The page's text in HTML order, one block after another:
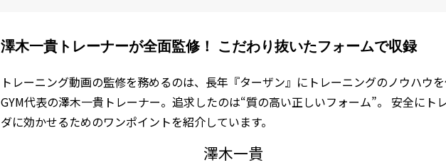
澤木一貴トレーナーが全面監修！ こだわり抜いたフォームで収録
トレーニング動画の監修を務めるのは、長年『ターザン』にトレーニングのノウハウ
GYM代表の澤木一貴トレーナー。追求したのは“質の高い正しいフォーム”。 安全にト
ダに効かせるためのワンポイントを紹介しています。
澤木一貴